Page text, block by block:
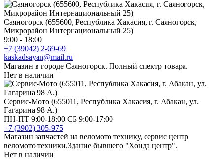
Саяногорск (655600, Республика Хакасия, г. Саяногорск,
Микрорайон Интернациональный 25)
9:00 - 18:00
+7 (39042) 2-69-69
kaskadsayan@mail.ru
Магазин в городе Саяногорск. Полный спектр товара.
Нет в наличии
Сервис-Мото (655011, Республика Хакасия, г. Абакан, ул.
Гагарина 98 А.)
ПН-ПТ 9:00-18:00 СБ 9:00-17:00
+7 (3902) 305-975
Магазин запчастей на веломото технику, сервис центр
веломото техники.Здание бывшего "Хонда центр".
Нет в наличии